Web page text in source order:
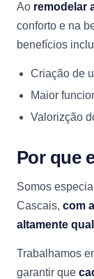
Ao remodelar
conforto e na
benefícios
Criação de
Maior
Valorizção
Por que
Somos
Cascais, com
altamente
Trabalhamos
garantir que